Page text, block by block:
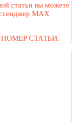
статьи вы можете
MAX
СТАТЬИ.